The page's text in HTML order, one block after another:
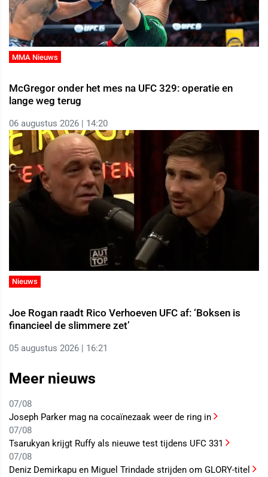
MMA Nieuws
McGregor onder het mes na UFC 329: operatie en
lange weg terug
06 augustus 2026 | 14:20
Nieuws
Joe Rogan raadt Rico Verhoeven UFC af: ‘Boksen is
financieel de slimmere zet’
05 augustus 2026 | 16:21
Meer nieuws
07/08
Joseph Parker mag na cocaïnezaak weer de ring in
07/08
Tsarukyan krijgt Ruffy als nieuwe test tijdens UFC 331
07/08
Deniz Demirkapu en Miguel Trindade strijden om GLORY-titel